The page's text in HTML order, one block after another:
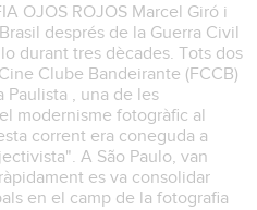
OJOS ROJOS Marcel Giró i
després de la Guerra Civil
durant tres dècades. Tots dos
Clube Bandeirante (FCCB)
Paulista , una de les
modernisme fotogràfic al
corrent era coneguda a
A São Paulo, van
es va consolidar
en el camp de la fotografia